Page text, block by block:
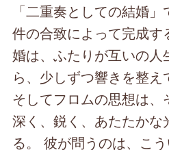
「二重奏としての結婚
件の合致によって完成
婚は、ふたりが互いの人
ら、少しずつ響きを整え
そしてフロムの思想は、
深く、鋭く、あたたか
る。 彼が問うのは、こう